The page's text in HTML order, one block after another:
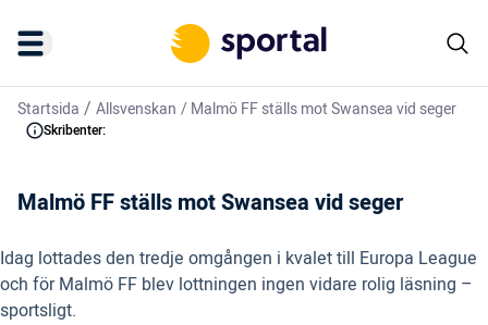
Startsida / Allsvenskan /Malmö FF ställs mot Swansea vid seger
Skribenter:
Malmö FF ställs mot Swansea vid seger
Idag lottades den tredje omgången i kvalet till Europa League
och för Malmö FF blev lottningen ingen vidare rolig läsning –
sportsligt.